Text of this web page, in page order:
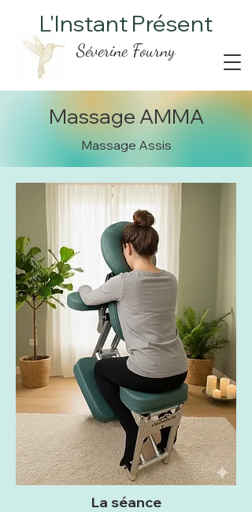
L'Instant Présent
Séverine Fourny
Massage AMMA
Massage Assis
La séance